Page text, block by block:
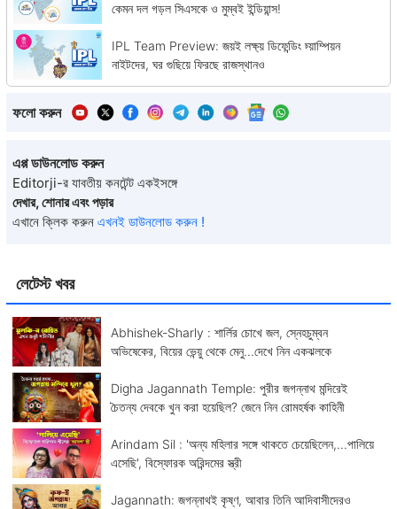
লেটেস্ট খবর
Abhishek-Sharly : শার্লির চোখে জল, স্নেহচুম্বন
অভিষেকের, বিয়ের ভেন্য়ু থেকে মেনু...দেখে নিন একঝলকে
Digha Jagannath Temple: পুরীর জগন্নাথ মন্দিরেই
চৈতন্য দেবকে খুন করা হয়েছিল? জেনে নিন রোমহর্ষক কাহিনী
Arindam Sil : 'অন্য মহিলার সঙ্গে থাকতে চেয়েছিলেন,...পালিয়ে
এসেছি', বিস্ফোরক অরিন্দমের স্ত্রী
Jagannath: জগন্নাথই কৃষ্ণ, আবার তিনি আদিবাসীদেরও
কেমন দল গড়ল সিএসকে ও মুম্বই ইন্ডিয়ান্স!
IPL Team Preview: জয়ই লক্ষ্য় ডিফেন্ডিং চ্য়াম্পিয়ন
নাইটদের, ঘর গুছিয়ে ফিরছে রাজস্থানও
ফলো করুন
এপ্প ডাউনলোড করুন
Editorji-র যাবতীয় কনটেন্ট একইসঙ্গে
দেখার, শোনার এবং পড়ার
এখানে ক্লিক করুন এখনই ডাউনলোড করুন !